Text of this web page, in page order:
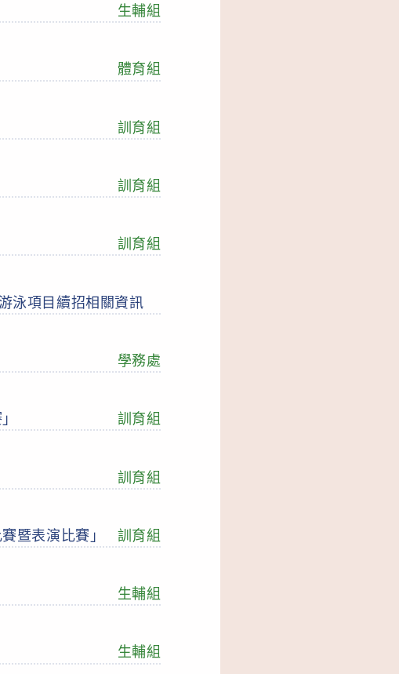
生輔組
體育組
訓育組
訓育組
訓育組
泳項目續招相關資訊
學務處
訓育組
訓育組
訓育組
暨表演比賽」
生輔組
生輔組